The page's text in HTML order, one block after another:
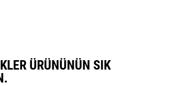
ÜRÜNÜNÜN SIK